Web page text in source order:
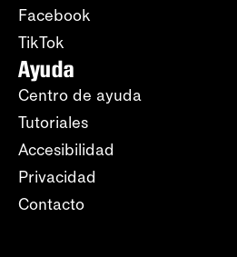
Facebook
TikTok
Ayuda
Centro de ayuda
Tutoriales
Accesibilidad
Privacidad
Contacto